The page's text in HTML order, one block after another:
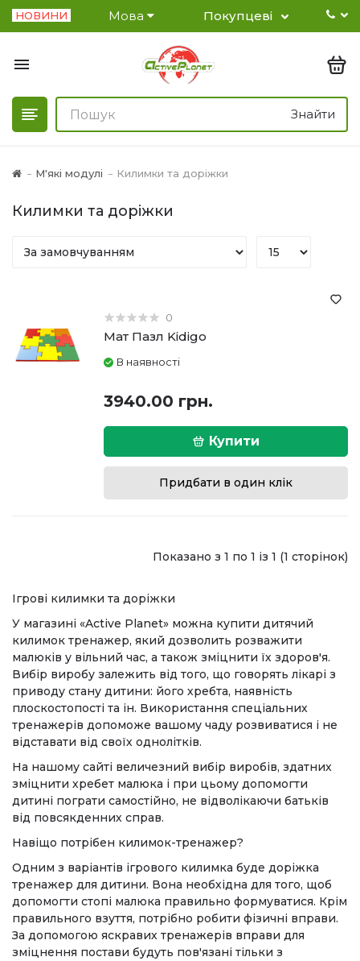
НОВИНИ Мова Покупцеві
Знайти
М'які модулі Килимки та доріжки
Килимки та доріжки
0
Мат Пазл Kidigo
В наявності
3940.00 грн.
Купити
Придбати в один клік
Показано з 1 по 1 із 1 (1 сторінок)
Ігрові килимки та доріжки
У магазині «Active Planet» можна купити дитячий
килимок тренажер, який дозволить розважити
малюків у вільний час, а також зміцнити їх здоров'я.
Вибір виробу залежить від того, що говорять лікарі з
приводу стану дитини: його хребта, наявність
плоскостопості та ін. Використання спеціальних
тренажерів допоможе вашому чаду розвиватися і не
відставати від своїх однолітків.
На нашому сайті величезний вибір виробів, здатних
зміцнити хребет малюка і при цьому допомогти
дитині пограти самостійно, не відволікаючи батьків
від повсякденних справ.
Навіщо потрібен килимок-тренажер?
Одним з варіантів ігрового килимка буде доріжка
тренажер для дитини. Вона необхідна для того, щоб
допомогти стопі малюка правильно формуватися. Крім
правильного взуття, потрібно робити фізичні вправи.
За допомогою яскравих тренажерів вправи для
зміцнення постави будуть пов'язані тільки з